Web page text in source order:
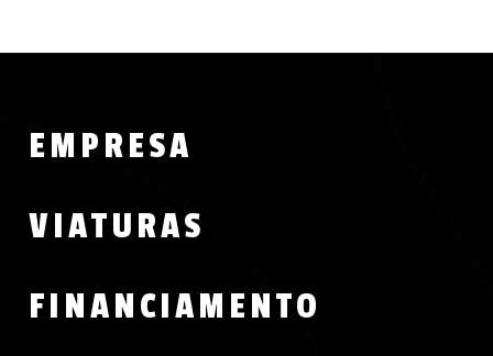
Menu
Footer
EMPRESA
VIATURAS
FINANCIAMENTO